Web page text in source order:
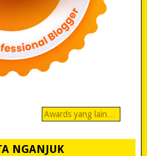
Awards yang lain…
NGANJUK